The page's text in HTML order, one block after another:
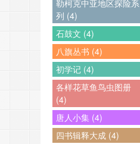
勒柯克中亚地区探险系
列 (4)
石鼓文 (4)
八旗丛书 (4)
初学记 (4)
各样花草鱼鸟虫图册
(4)
唐人小集 (4)
四书辑释大成 (4)